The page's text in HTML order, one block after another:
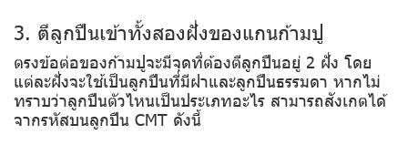
3. ตีลูกปืนเข้าทั้งสองฝั่งของแกนก้ามปู
ตรงข้อต่อของก้ามปูจะมีจุดที่ต้องตีลูกปืนอยู่ 2 ฝั่ง โดย
แต่ละฝั่งจะใช้เป็นลูกปืนที่มีฝาและลูกปืนธรรมดา หากไม่
ทราบว่าลูกปืนตัวไหนเป็นประเภทอะไร สามารถสังเกตได้
จากรหัสบนลูกปืน CMT ดังนี้